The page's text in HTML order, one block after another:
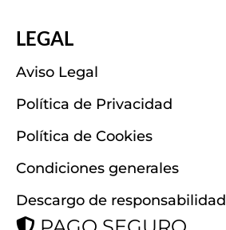
LEGAL
Aviso Legal
Política de Privacidad
Política de Cookies
Condiciones generales
Descargo de responsabilidad